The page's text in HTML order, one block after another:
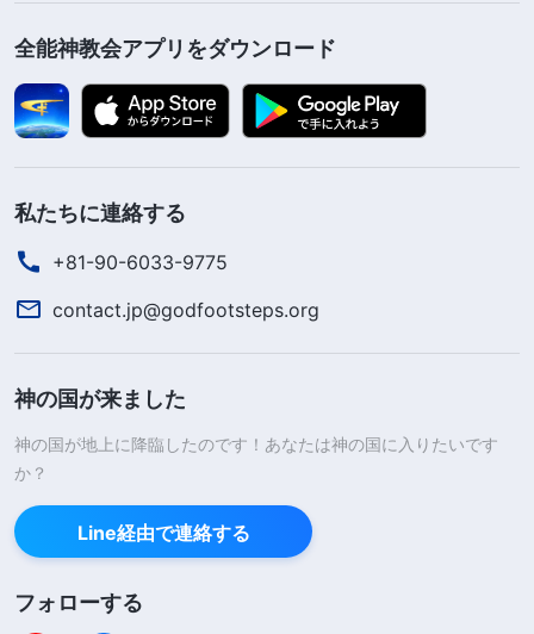
全能神教会アプリをダウンロード
私たちに連絡する
+81-90-6033-9775
contact.jp@godfootsteps.org
神の国が来ました
神の国が地上に降臨したのです！あなたは神の国に入りたいです
か？
Line経由で連絡する
フォローする